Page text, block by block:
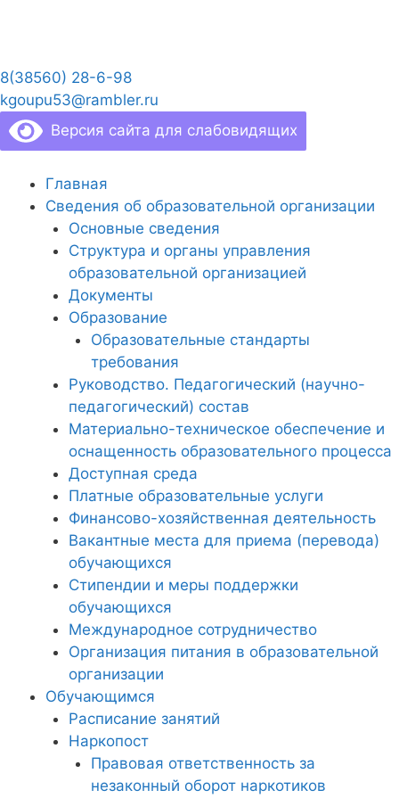
8(38560) 28-6-98
kgoupu53@rambler.ru
Версия сайта для слабовидящих
Главная
Сведения об образовательной организации
Основные сведения
Структура и органы управления
образовательной организацией
Документы
Образование
Образовательные стандарты
требования
Руководство. Педагогический (научно-
педагогический) состав
Материально-техническое обеспечение и
оснащенность образовательного процесса
Доступная среда
Платные образовательные услуги
Финансово-хозяйственная деятельность
Вакантные места для приема (перевода)
обучающихся
Стипендии и меры поддержки
обучающихся
Международное сотрудничество
Организация питания в образовательной
организации
Обучающимся
Расписание занятий
Наркопост
Правовая ответственность за
незаконный оборот наркотиков